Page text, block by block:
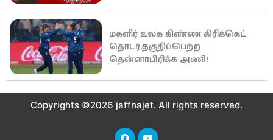
மகளிர் உலக கிண்ண கிரிக்கெட்
தொடர்,தகுதிப்பெற்ற
தென்னாபிரிக்க அணி!
Copyrights ©2026 jaffnajet. All rights reserved.